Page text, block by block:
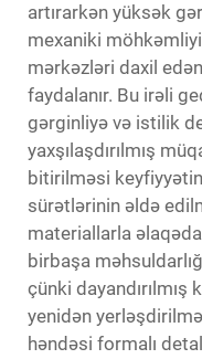
artırarkən yüksək
mexaniki
mərkəzləri daxil
faydalanır. Bu irəli
gərginliyə və istilik
yaxşılaşdırılmış
bitirilməsi
sürətlərinin əldə
materiallarla
birbaşa
çünki
yenidən
həndəsi formalı